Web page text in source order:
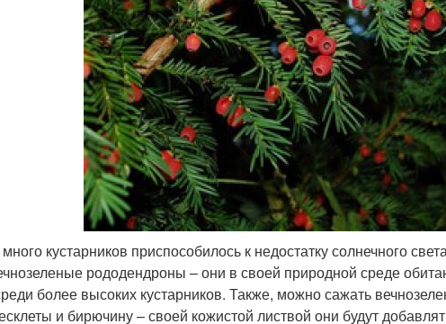
кустарников приспособилось к недостатку солнечного
рододендроны – они в своей природной среде
более высоких кустарников. Также, можно сажать
и бирючину – своей кожистой листвой они будут